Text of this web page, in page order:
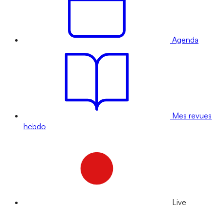
Agenda
Mes revues
hebdo
Live